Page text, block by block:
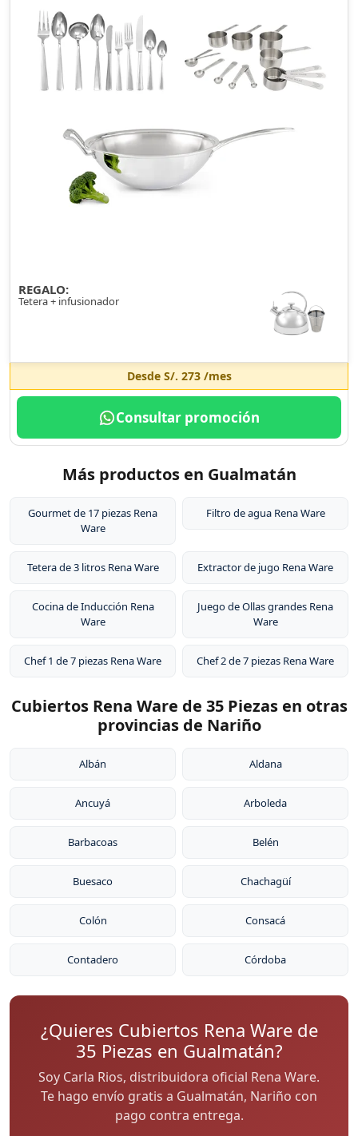
REGALO:
Tetera + infusionador
Desde S/. 273/mes
Consultar promoción
Más productos en Gualmatán
Gourmet de 17 piezas Rena
Ware
Filtro de agua Rena Ware
Tetera de 3 litros Rena Ware Extractor de jugo Rena Ware
Cocina de Inducción Rena
Ware
Juego de Ollas grandes Rena
Ware
Chef 1 de 7 piezas Rena Ware Chef 2 de 7 piezas Rena Ware
Cubiertos Rena Ware de 35 Piezas en otras
provincias de Nariño
Albán Aldana
Ancuyá Arboleda
Barbacoas Belén
Buesaco Chachagüí
Colón Consacá
Contadero Córdoba
¿Quieres Cubiertos Rena Ware de
35 Piezas en Gualmatán?
Soy Carla Rios, distribuidora oficial Rena Ware.
Te hago envío gratis a Gualmatán, Nariño con
pago contra entrega.